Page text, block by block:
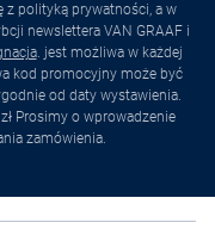
z polityką prywatności, a w
newslettera VAN GRAAF i
. jest możliwa w każdej
kod promocyjny może być
od daty wystawienia.
Prosimy o wprowadzenie
zamówienia.